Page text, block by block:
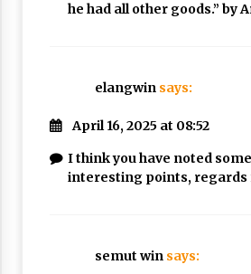
he had all other goods.” by
elangwin says:
April 16, 2025 at 08:52
I think you have noted
interesting points, regards
semut win says: